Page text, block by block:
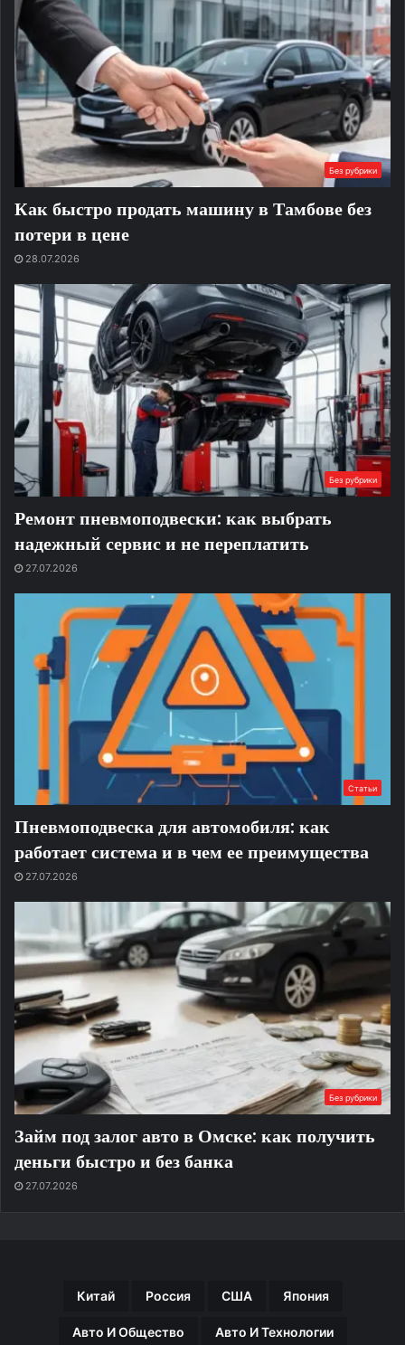
Без рубрики
Как быстро продать машину в Тамбове без
потери в цене
28.07.2026
Без рубрики
Ремонт пневмоподвески: как выбрать
надежный сервис и не переплатить
27.07.2026
Статьи
Пневмоподвеска для автомобиля: как
работает система и в чем ее преимущества
27.07.2026
Без рубрики
Займ под залог авто в Омске: как получить
деньги быстро и без банка
27.07.2026
Китай Россия США Япония
Авто И Общество Авто И Технологии